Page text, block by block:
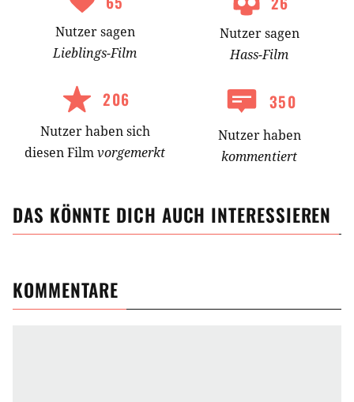
Nutzersagen
Lieblings-Film
Nutzersagen
Hass-Film
206
Nutzerhabensich
diesen Filmvorgemerkt
350
Nutzer haben
kommentiert
DAS KÖNNTE DICH AUCH INTERESSIEREN
KOMMENTARE